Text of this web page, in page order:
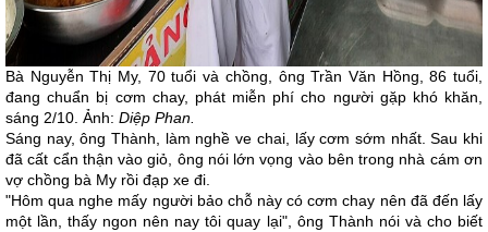
Bà Nguyễn Thị My, 70 tuổi và chồng, ông Trần Văn Hồng, 86 tuổi,
đang chuẩn bị cơm chay, phát miễn phí cho người gặp khó khăn,
sáng 2/10. Ảnh: Diệp Phan.
Sáng nay, ông Thành, làm nghề ve chai, lấy cơm sớm nhất. Sau khi
đã cất cẩn thận vào giỏ, ông nói lớn vọng vào bên trong nhà cám ơn
vợ chồng bà My rồi đạp xe đi.
"Hôm qua nghe mấy người bảo chỗ này có cơm chay nên đã đến lấy
một lần, thấy ngon nên nay tôi quay lại", ông Thành nói và cho biết